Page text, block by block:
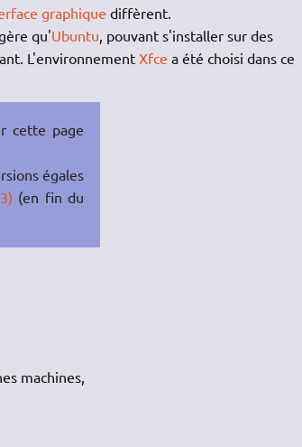
graphique diffèrent.
qu'Ubuntu , pouvant s'installer sur des
L'environnementXfce a été choisi dans ce
cette page
égales
(en fin du
machines,